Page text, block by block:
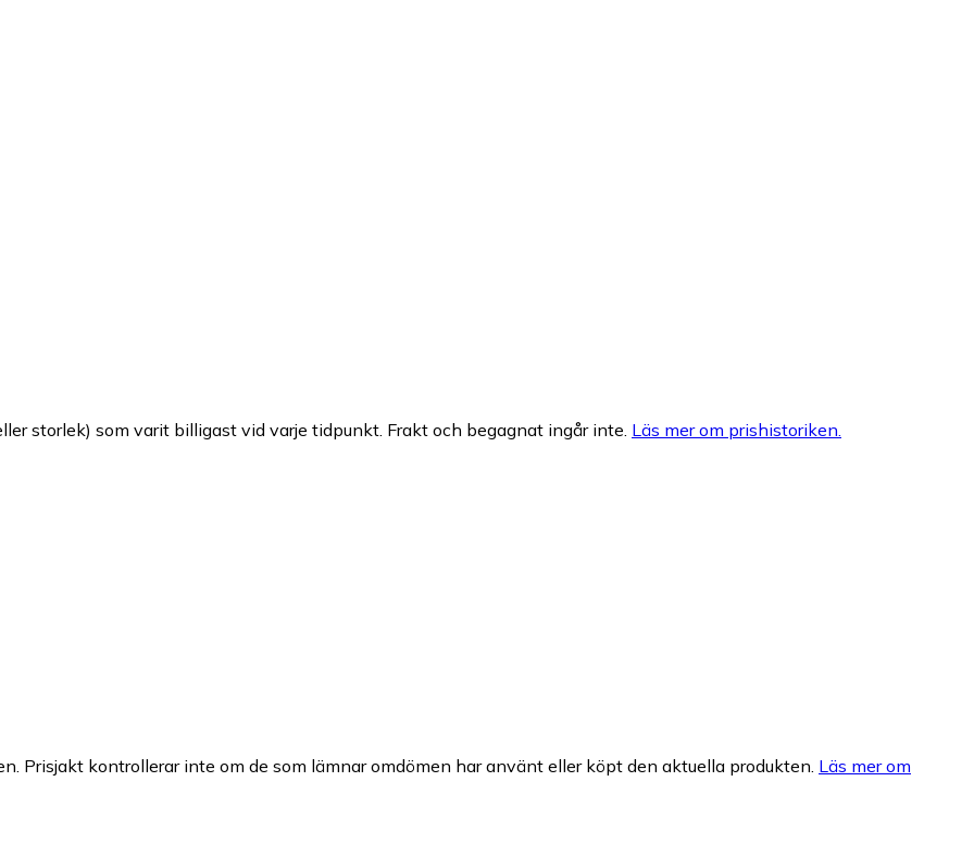
storlek) som varit billigast vid varje tidpunkt. Frakt och begagnat ingår inte. Läs mer om prishistoriken.
Prisjakt kontrollerar inte om de som lämnar omdömen har använt eller köpt den aktuella produkten. Läs mer om